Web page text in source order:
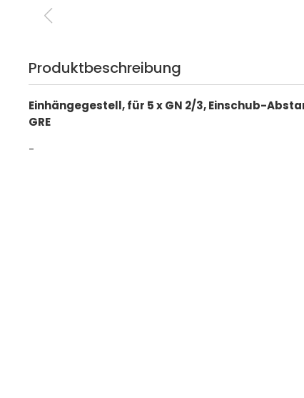
Produktbeschreibung
Einhängegestell, für 5 x GN 2/3, Einschub-
GRE
-